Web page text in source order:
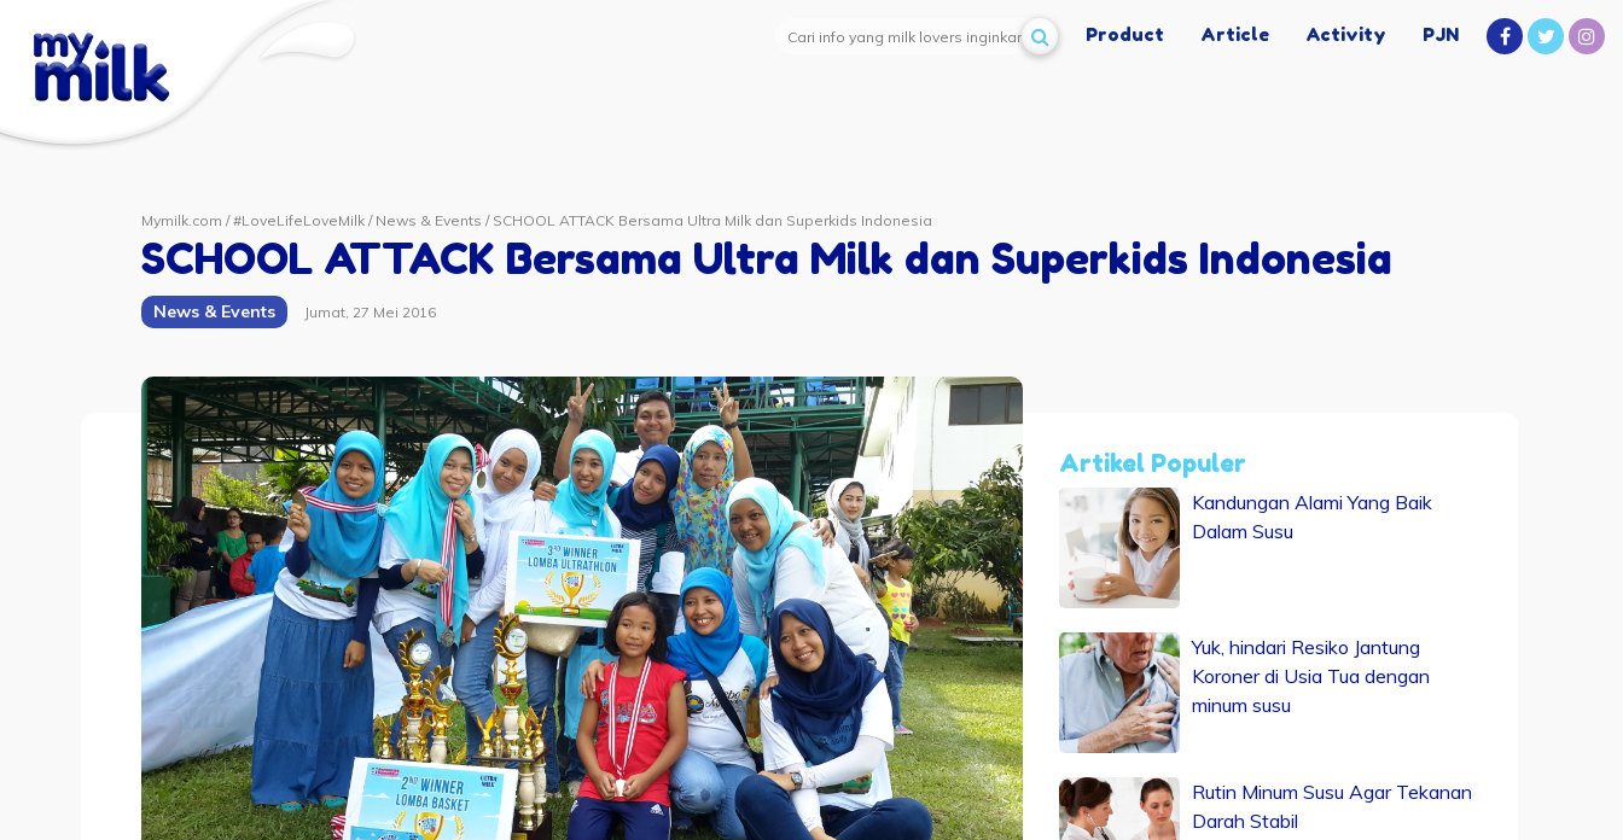
Product Article Activity PJN
Mymilk.com /#LoveLifeLoveMilk / News & Events / SCHOOL ATTACK Bersama Ultra Milk dan Superkids Indonesia
SCHOOL ATTACK Bersama Ultra Milk dan Superkids Indonesia
News & Events Jumat, 27 Mei 2016
Artikel Populer
Kandungan Alami Yang Baik
Dalam Susu
Yuk, hindari Resiko Jantung
Koroner di Usia Tua dengan
minum susu
Rutin Minum Susu Agar Tekanan
Darah Stabil